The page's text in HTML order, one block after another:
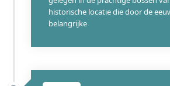
historische locatie die door de
belangrijke